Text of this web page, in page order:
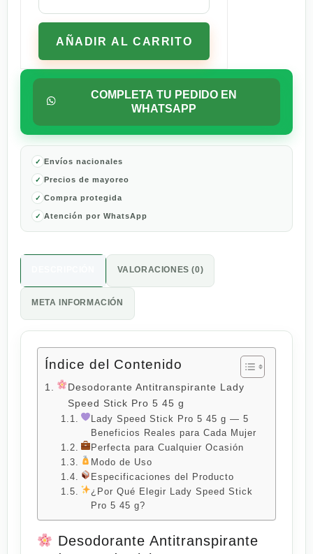
Lady
Speed
Stick
Pro
5
45
AÑADIR AL CARRITO
COMPLETA TU PEDIDO EN
WHATSAPP
Envíos nacionales
Precios de mayoreo
Compra protegida
Atención por WhatsApp
VALORACIONES (0)
META INFORMACIÓN
Índice del Contenido
Desodorante Antitranspirante Lady
Speed Stick Pro 5 45 g
Lady Speed Stick Pro 5 45 g — 5
Beneficios Reales para Cada Mujer
Perfecta para Cualquier Ocasión
Modo de Uso
Especificaciones del Producto
¿Por Qué Elegir Lady Speed Stick
Pro 5 45 g?
Desodorante Antitranspirante